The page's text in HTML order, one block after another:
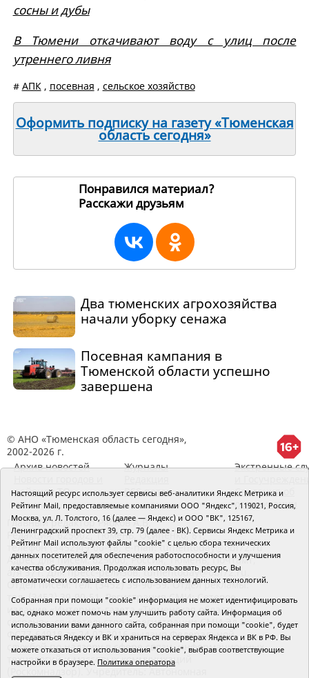
сосны и дубы
В Тюмени откачивают воду с улиц после
утреннего ливня
# АПК, посевная , сельское хозяйство
Оформить подписку на газету «Тюменская
область сегодня»
Понравился материал?
Расскажи друзьям
Два тюменских агрохозяйства
начали уборку сенажа
Посевная кампания в
Тюменской области успешно
завершена
© АНО «Тюменская область сегодня»,
2002-2026 г.
Архив новостей
районов ТО
Журналы
RSS поток
Экстренные
Сведения об
организации
Главный редактор Рябков А.В.
Редакция: 625002, Тюмень, Осипенко, 81,
телефон (3452)49-00-18, e-mail: tumentoday@obl72.ru
Адрес для писем: 625000, Россия, Тюмень, Почтамт,
а/я 371. Для пресс-релизов: tumentoday@obl72.ru.
Отдел писем: тел. (3452) 39-90-59. Отдел рекламы:
тел. (3452) 39-90-51. Регистрация СМИ: Сетевое
издание «Интернет-газета «Тюменская область
сегодня», свидетельство о регистрации СМИ Эл №
ФС77-64918 от 24.02.2016 выдано Федеральной
службой по надзору в сфере связи, информационных
технологий и массовых коммуникаций
Настоящий ресурс использует сервисы веб-аналитики Яндекс Метрика и
Рейтинг Mail, предоставляемые компаниями ООО "Яндекс", 119021, Россия,
Москва, ул. Л. Толстого, 16 (далее — Яндекс) и ООО "ВК", 125167,
Ленинградский проспект 39, стр. 79 (далее - ВК). Сервисы Яндекс Метрика и
Рейтинг Mail используют файлы "cookie" с целью сбора технических
данных посетителей для обеспечения работоспособности и улучшения
качества обслуживания. Продолжая использовать ресурс, Вы
автоматически соглашаетесь с использованием данных технологий.
Собранная при помощи "cookie" информация не может идентифицировать
вас, однако может помочь нам улучшить работу сайта. Информация об
использовании вами данного сайта, собранная при помощи "cookie", будет
передаваться Яндексу и ВК и храниться на серверах Яндекса и ВК в РФ. Вы
можете отказаться от использования "cookie", выбрав соответствующие
настройки в браузере. Политика оператора